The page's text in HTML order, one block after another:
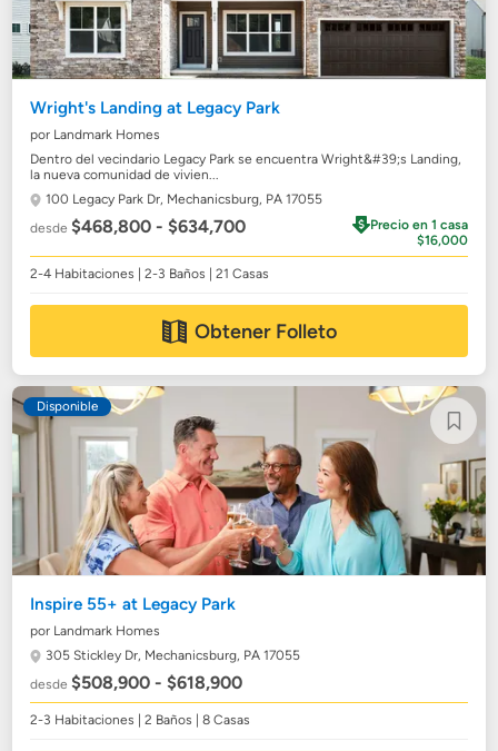
Wright's Landing at Legacy Park
por Landmark Homes
Dentro del vecindario Legacy Park se encuentra Wright&#39;s Landing,
la nueva comunidad de vivien...
100 Legacy Park Dr, Mechanicsburg, PA 17055
desde$468,800 - $634,700
Precio en 1 casa
$16,000
2-4 Habitaciones | 2-3 Baños | 21 Casas
Obtener Folleto
Disponible
Inspire 55+ at Legacy Park
por Landmark Homes
305 Stickley Dr, Mechanicsburg, PA 17055
desde$508,900 - $618,900
2-3 Habitaciones | 2 Baños | 8 Casas